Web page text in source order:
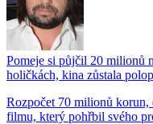
Pomeje si půjčil 20 milionů
holičkách, kina zůstala
Rozpočet 70 milionů
filmu, který pohřbil svého